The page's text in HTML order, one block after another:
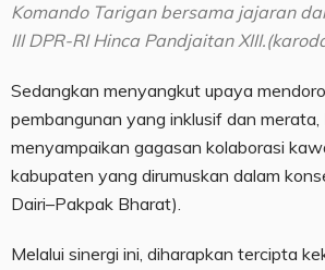
Komando Tarigan bersama jajaran
III DPR-RI Hinca Pandjaitan
Sedangkan menyangkut upaya
pembangunan yang inklusif dan merata,
menyampaikan gagasan kolaborasi
kabupaten yang dirumuskan dalam
Dairi–Pakpak Bharat).
Melalui sinergi ini, diharapkan tercipta